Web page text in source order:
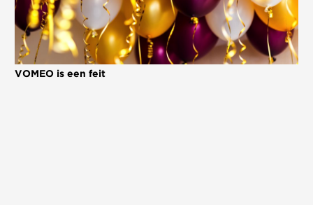
VOMEO is een feit